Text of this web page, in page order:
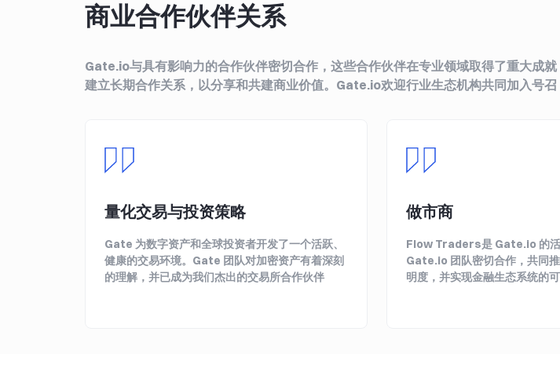
商业合作伙伴关系
Gate.io与具有影响力的合作伙伴密切合作，这些合作伙伴在专业领域取得了重大成
建立长期合作关系，以分享和共建商业价值。Gate.io欢迎行业生态机构共同加入号召
量化交易与投资策略
Gate 为数字资产和全球投资者开发了一个活跃、
健康的交易环境。Gate 团队对加密资产有着深刻
的理解，并已成为我们杰出的交易所合作伙伴
做市商
Flow Traders是 Gate.io 的活
Gate.io 团队密切合作，共同
明度，并实现金融生态系统的可